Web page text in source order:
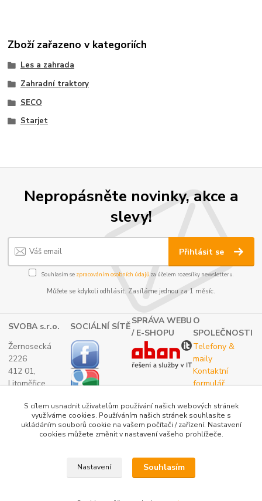
Zboží zařazeno v kategoriích
Les a zahrada
Zahradní traktory
SECO
Starjet
Nepropásněte novinky, akce a
slevy!
Přihlásit se
Souhlasím se zpracováním osobních údajůza účelem rozesílky newsletteru.
Můžete se kdykoli odhlásit. Zasíláme jednou za 1 měsíc.
SVOBA s.r.o. SOCIÁLNÍ SÍTĚ
SPRÁVA WEBU
/ E-SHOPU
O
SPOLEČNOSTI
Žernosecká
2226
412 01,
Litoměřice
(+420) 416 733
IČ: 27265382
Telefony &
maily
Kontaktní
formulář
S cílem usnadnit uživatelům používání našich webových stránek
využíváme cookies. Používáním našich stránek souhlasíte s
ukládáním souborů cookie na vašem počítači / zařízení. Nastavení
cookies můžete změnit v nastavení vašeho prohlížeče.
Nastavení Souhlasím